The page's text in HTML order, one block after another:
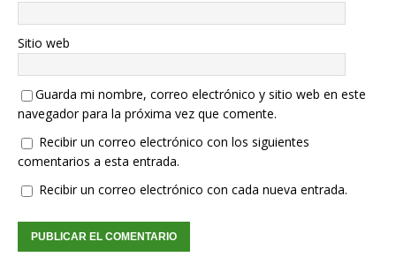
Sitio web
Guarda mi nombre, correo electrónico y sitio web en este
navegador para la próxima vez que comente.
Recibir un correo electrónico con los siguientes
comentarios a esta entrada.
Recibir un correo electrónico con cada nueva entrada.